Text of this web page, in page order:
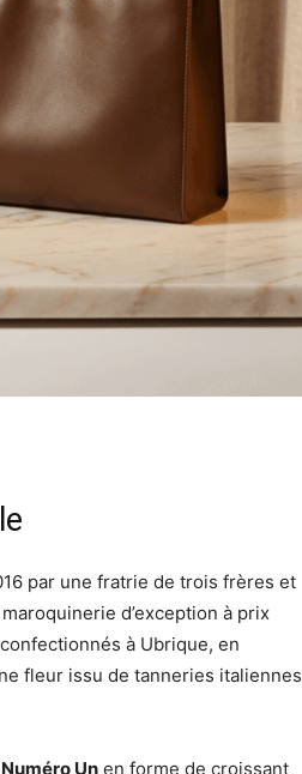
par une fratrie de trois frères et
d’exception à prix
à Ubrique, en
fleur issu de tanneries italiennes
Numéro Un en forme de croissant